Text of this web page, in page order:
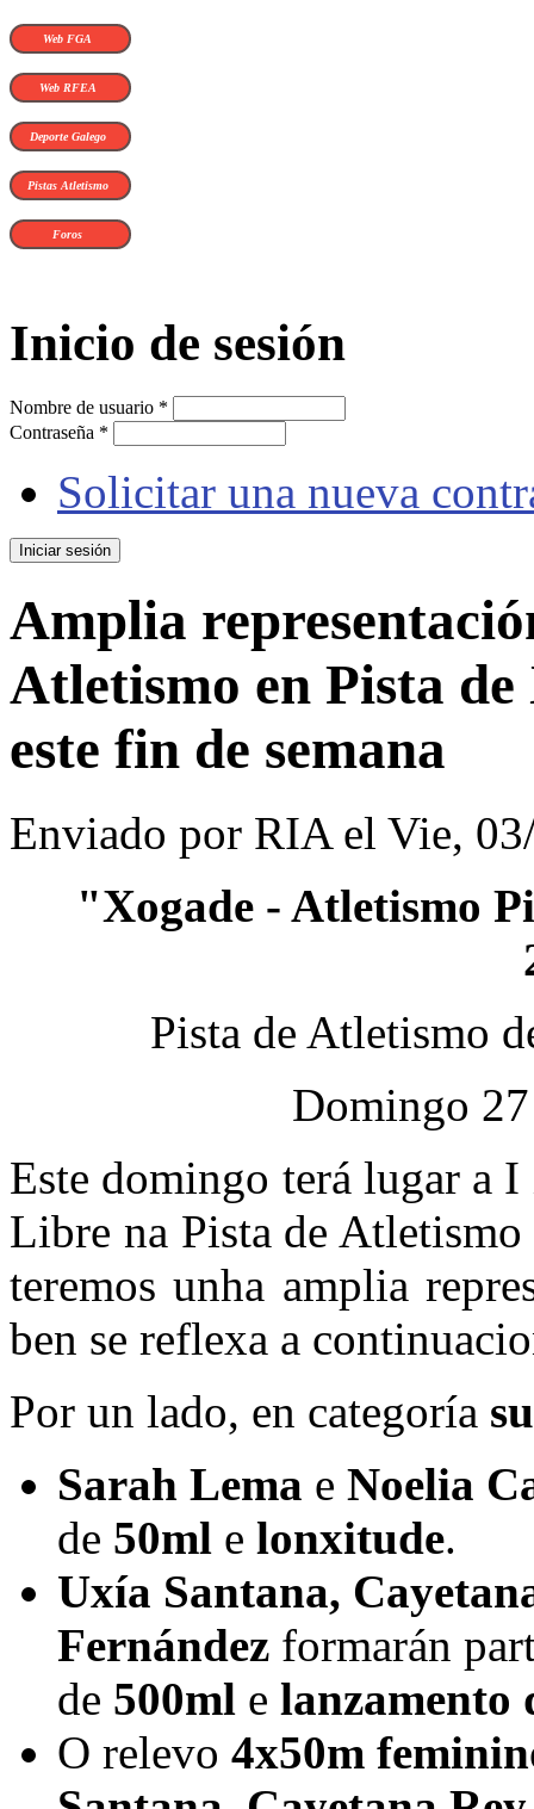
Web FGA
Web RFEA
Deporte Galego
Pistas Atletismo
Foros
Inicio de sesión
Nombre de usuario *
Contraseña *
Solicitar una nueva
Amplia
Atletismo en Pista de
este fin de semana
Enviado por RIAel Vie,
"Xogade - Atletismo
Pista de Atletismo
Domingo
Este domingo terá lugar a
Libre na Pista de
teremos unha amplia
ben se reflexa a
Por un lado, en categoría
Sarah Lema e Noelia
de 50ml e lonxitude.
Uxía Santana,
Fernández formarán
de 500ml e lanzamento
O relevo 4x50m